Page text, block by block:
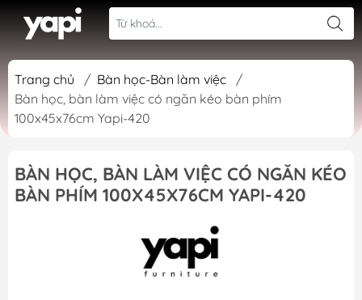
Trang chủ / Bàn học-Bàn làm việc
/
Bàn học, bàn làm việc có ngăn kéo bàn phím
100x45x76cm Yapi-420
BÀN HỌC, BÀN LÀM VIỆC CÓ NGĂN KÉO
BÀN PHÍM 100X45X76CM YAPI-420